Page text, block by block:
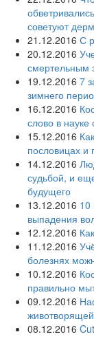
советуют
21.12.2016 С
20.12.2016
смертельным
19.12.2016 7
зимнего
16.12.2016
слово в науке
15.12.2016
пословицах и
14.12.2016
судьбой, и
будущего
13.12.2016 10
выпадения
12.12.2016
11.12.2016
болезнях
10.12.2016
правильно
09.12.2016
08.12.2016